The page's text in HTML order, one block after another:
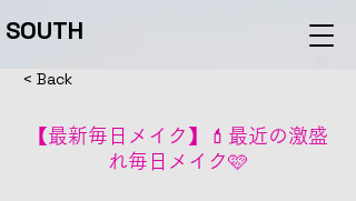
SOUTH
< Back
【最新毎日メイク】💄最近の激盛
れ毎日メイク🩷